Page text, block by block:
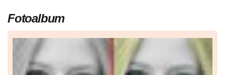
Fotoalbum